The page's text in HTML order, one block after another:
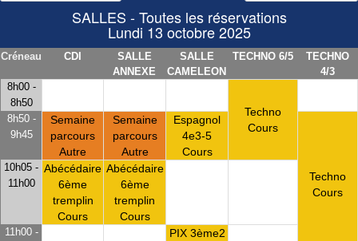
SALLES - Toutes les réservations
Lundi 13 octobre 2025
Créneau CDI
SALLE
ANNEXE
SALLE
CAMELEON
TECHNO 6/5
TECHNO
4/3
8h00 -
8h50
Techno
Cours
8h50 -
9h45
Semaine
parcours
Autre
Semaine
parcours
Autre
Espagnol
4e3-5
Cours
Techno
Cours
10h05 -
11h00
Abécédaire
6ème
tremplin
Cours
Abécédaire
6ème
tremplin
Cours
11h00 -
PIX 3ème2